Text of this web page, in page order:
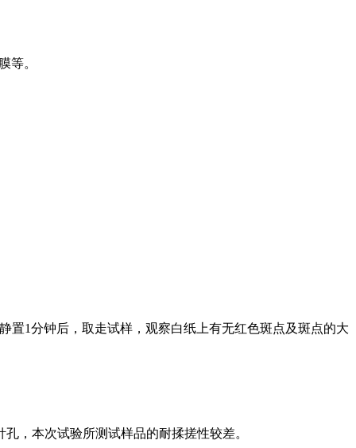
等。
置1分钟后，取走试样，观察白纸上有无红色斑点及斑点的大
，本次试验所测试样品的耐揉搓性较差。